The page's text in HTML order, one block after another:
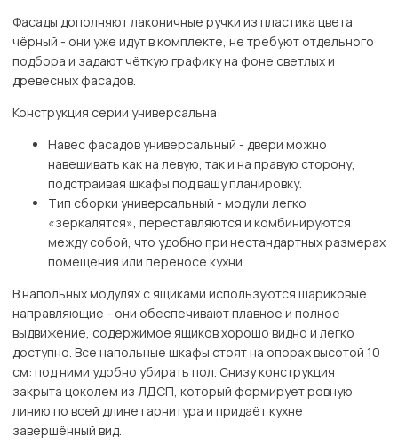
Фасады дополняют лаконичные ручки из пластика цвета
чёрный - они уже идут в комплекте, не требуют отдельного
подбора и задают чёткую графику на фоне светлых и
древесных фасадов.
Конструкция серии универсальна:
Навес фасадов универсальный - двери можно
навешивать как на левую, так и на правую сторону,
подстраивая шкафы под вашу планировку.
Тип сборки универсальный - модули легко
«зеркалятся», переставляются и комбинируются
между собой, что удобно при нестандартных размерах
помещения или переносе кухни.
В напольных модулях с ящиками используются шариковые
направляющие - они обеспечивают плавное и полное
выдвижение, содержимое ящиков хорошо видно и легко
доступно. Все напольные шкафы стоят на опорах высотой 10
см: под ними удобно убирать пол. Снизу конструкция
закрыта цоколем из ЛДСП, который формирует ровную
линию по всей длине гарнитура и придаёт кухне
завершённый вид.